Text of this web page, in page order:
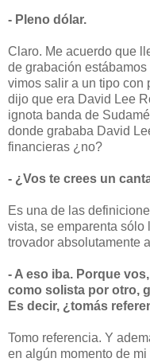
- Pleno dólar.
Claro. Me acuerdo que
de grabación
vimos salir a un tipo con
dijo que era David Lee
ignota banda de
donde grababa David
financieras ¿no?
- ¿Vos te crees un
Es una de las
vista, se emparenta sólo
trovador absolutamente
- A eso iba. Porque
como solista por otro,
Es decir, ¿tomás
Tomo referencia. Y
en algún momento de